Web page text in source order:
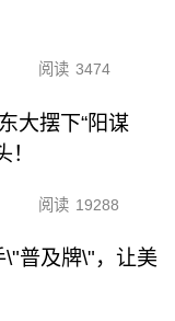
阅读 3474
大摆下“阳谋
阅读 19288
普及牌\"，让美